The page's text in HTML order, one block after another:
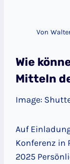
Von
Wie
Mitteln
Image:
Auf
Konferenz in
2025